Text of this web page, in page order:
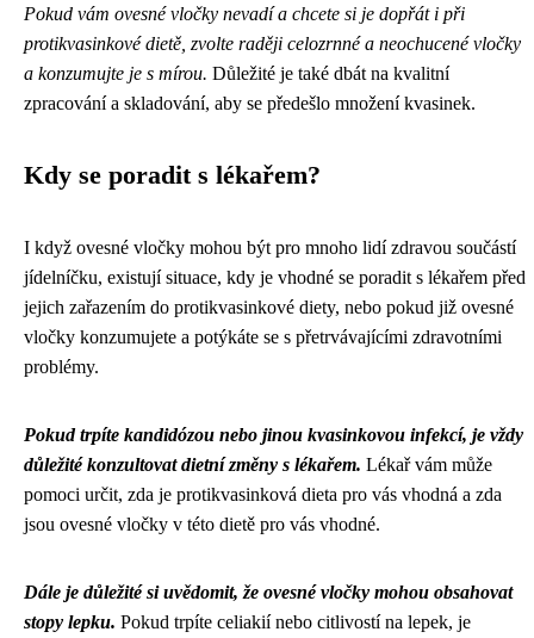
Pokud vám ovesné vločky nevadí a chcete si je dopřát i při
protikvasinkové dietě, zvolte raději celozrnné a neochucené vločky
a konzumujte je s mírou. Důležité je také dbát na kvalitní
zpracování a skladování, aby se předešlo množení kvasinek.
Kdy se poradit s lékařem?
I když ovesné vločky mohou být pro mnoho lidí zdravou součástí
jídelníčku, existují situace, kdy je vhodné se poradit s lékařem před
jejich zařazením do protikvasinkové diety, nebo pokud již ovesné
vločky konzumujete a potýkáte se s přetrvávajícími zdravotními
problémy.
Pokud trpíte kandidózou nebo jinou kvasinkovou infekcí, je vždy
důležité konzultovat dietní změny s lékařem. Lékař vám může
pomoci určit, zda je protikvasinková dieta pro vás vhodná a zda
jsou ovesné vločky v této dietě pro vás vhodné.
Dále je důležité si uvědomit, že ovesné vločky mohou obsahovat
stopy lepku. Pokud trpíte celiakií nebo citlivostí na lepek, je